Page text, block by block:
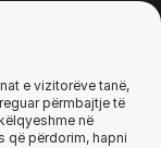
Macedonia
e vizitorëve tanë,
përmbajtje të
në
që përdorim, hapni